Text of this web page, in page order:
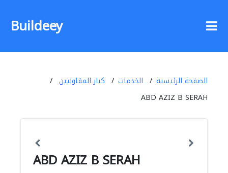
Buildeey
الصفحة الرئيسية الخدمات
كبار المقاوليين
ABD AZIZ B SERAH
ABD AZIZ B SERAH